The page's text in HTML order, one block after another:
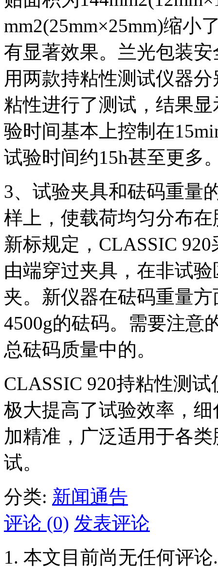
mm2(25mm×25mm)缩小
有显著效果。兰光包装
用两款持粘性测试仪器
粘性进行了测试，结果
验时间基本上控制在
试验时间约15h甚至更多
3、试验夹具和砝码重量
样上，使载荷均匀分布
新标规定，CLASSIC
由端穿过夹具，在非试
夹。新仪器在砝码重量
4500g的砝码。需要注意
总砝码质量中的。
CLASSIC 920持粘性测
极大提高了试验效率，
加精准，广泛适用于各
试。
分类: 新闻通告
评论 (0) 发表评论
本文目前尚无任何评论.